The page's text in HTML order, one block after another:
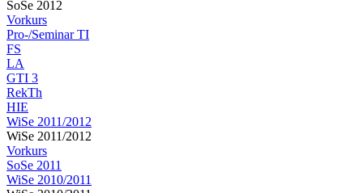
SoSe 2012
Vorkurs
Pro-/Seminar TI
FS
LA
GTI 3
RekTh
HIE
WiSe 2011/2012
WiSe 2011/2012
Vorkurs
SoSe 2011
WiSe 2010/2011